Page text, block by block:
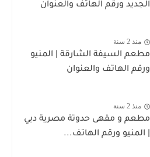
الجديد ورقم الهاتف والعنوان
منذ 2 سنة
مطعم السيفة الشارقة | المنيو
ورقم الهاتف والعنوان
منذ 2 سنة
مطعم و مقهى حدوتة مصرية دبي
| المنيو ورقم الهاتف...